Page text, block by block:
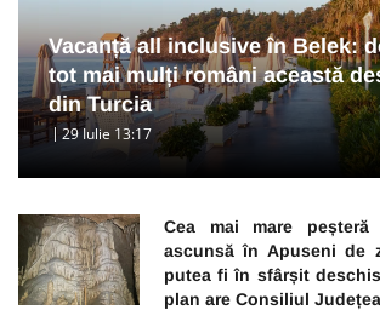
Vacanță all inclusive în Belek:
tot mai mulți români această
din Turcia
29 Iulie 13:17
Cea mai mare peșteră
ascunsă în Apuseni de
putea fi în sfârșit
plan are Consiliul